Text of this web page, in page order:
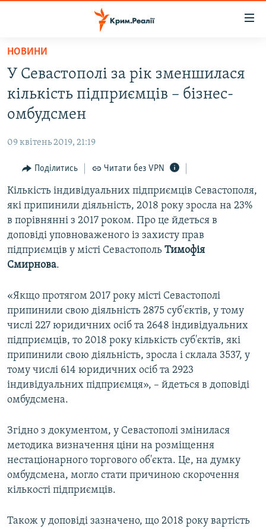
Перейти
основного
матеріалу
Перейти
до
основної
Перейти
пошуку
ВІДЕО ТА ФОТО
БЛОГИ
ПОГЛЯД
ІНТЕРВ'Ю
ВСЕ ЗА ДЕНЬ
СПЕЦПРОЕКТИ
ДЕПОРТАЦІЯ
СВІДЧЕННЯ ОКУПАЦІЇ
УКРАЇНСЬКА ПРОБЛЕМА КРИМУ
ІНФОГРАФІКА
ЯК ОБІЙТИ БЛОКУВАННЯ
Qırımtatar
ДОЛУЧАЙСЯ!
Усі сайти RFE/RL
НОВИНИ
У Севастополі за рік зменшилася
кількість підприємців – бізнес-
омбудсмен
09 квітень 2019, 21:19
Поділитись Читати без VPN
Кількість індивідуальних підприємців Севастополя,
які припинили діяльність, 2018 року зросла на 23%
в порівнянні з 2017 роком. Про це йдеться в
доповіді уповноваженого із захисту прав
підприємців у місті Севастополь Тимофія
Смирнова.
«Якщо протягом 2017 року місті Севастополі
припинили свою діяльність 2875 суб'єктів, у тому
числі 227 юридичних осіб та 2648 індивідуальних
підприємців, то 2018 року кількість суб'єктів, які
припинили свою діяльність, зросла і склала 3537, у
тому числі 614 юридичних осіб та 2923
індивідуальних підприємця», – йдеться в доповіді
омбудсмена.
Згідно з документом, у Севастополі змінилася
методика визначення ціни на розміщення
нестаціонарного торгового об'єкта. Це, на думку
омбудсмена, могло стати причиною скорочення
кількості підприємців.
Також у доповіді зазначено, що 2018 року вартість